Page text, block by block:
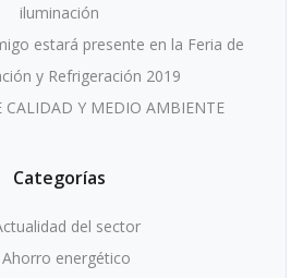
iluminación
estará presente en la Feria de
y Refrigeración 2019
CALIDAD Y MEDIO AMBIENTE
Categorías
del sector
Ahorro energético